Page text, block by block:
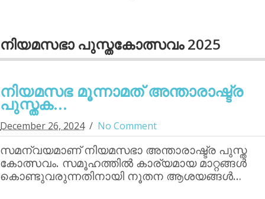
നിയമസഭാ പുസ്തകോത്സവം 2025
നിയമസഭ മൂന്നാമത് അന്താരാഷ്ട്ര
പുസ്തക...
December 26, 2024 No Comment
സമന്വയമാണ് നിയമസഭാ അന്താരാഷ്ട്ര പുസ്ത
കോത്സവം. സമൂഹത്തില്‍ കാര്യമായ മാറ്റങ്ങള്‍
കൊണ്ടുവരുന്നതിനായി നൂതന ആശയങ്ങള്‍…